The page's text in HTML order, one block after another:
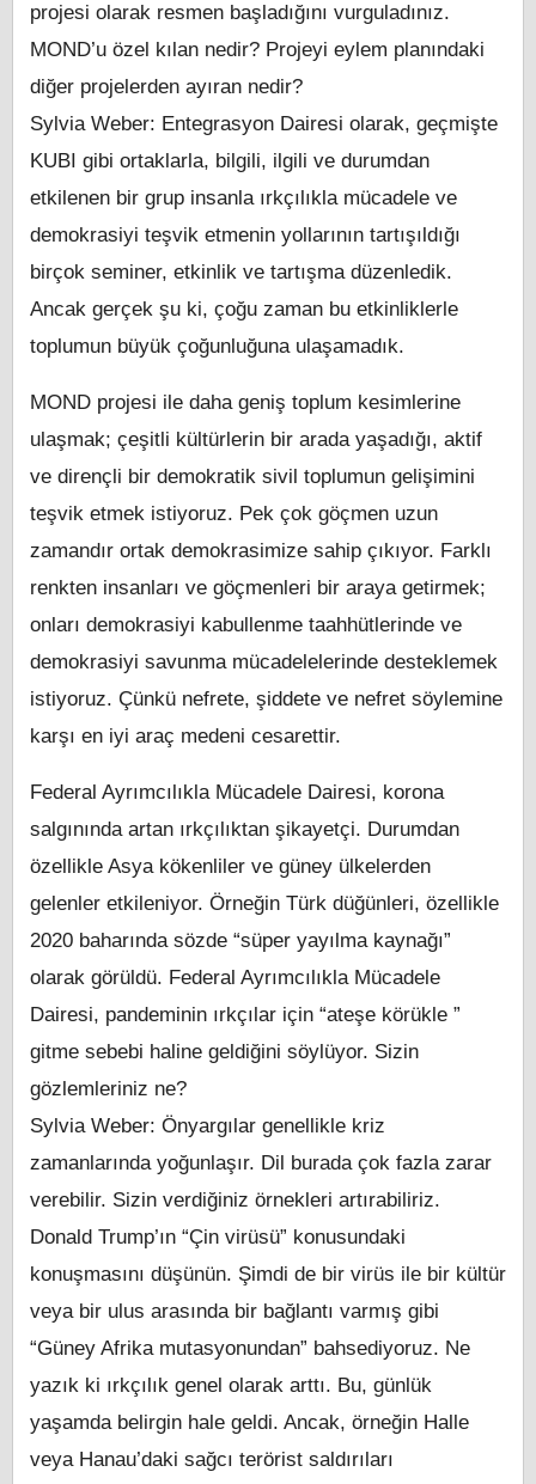
projesi olarak resmen başladığını vurguladınız.
MOND’u özel kılan nedir? Projeyi eylem planındaki
diğer projelerden ayıran nedir?
Sylvia Weber: Entegrasyon Dairesi olarak, geçmişte
KUBI gibi ortaklarla, bilgili, ilgili ve durumdan
etkilenen bir grup insanla ırkçılıkla mücadele ve
demokrasiyi teşvik etmenin yollarının tartışıldığı
birçok seminer, etkinlik ve tartışma düzenledik.
Ancak gerçek şu ki, çoğu zaman bu etkinliklerle
toplumun büyük çoğunluğuna ulaşamadık.
MOND projesi ile daha geniş toplum kesimlerine
ulaşmak; çeşitli kültürlerin bir arada yaşadığı, aktif
ve dirençli bir demokratik sivil toplumun gelişimini
teşvik etmek istiyoruz. Pek çok göçmen uzun
zamandır ortak demokrasimize sahip çıkıyor. Farklı
renkten insanları ve göçmenleri bir araya getirmek;
onları demokrasiyi kabullenme taahhütlerinde ve
demokrasiyi savunma mücadelelerinde desteklemek
istiyoruz. Çünkü nefrete, şiddete ve nefret söylemine
karşı en iyi araç medeni cesarettir.
Federal Ayrımcılıkla Mücadele Dairesi, korona
salgınında artan ırkçılıktan şikayetçi. Durumdan
özellikle Asya kökenliler ve güney ülkelerden
gelenler etkileniyor. Örneğin Türk düğünleri, özellikle
2020 baharında sözde “süper yayılma kaynağı”
olarak görüldü. Federal Ayrımcılıkla Mücadele
Dairesi, pandeminin ırkçılar için “ateşe körükle ”
gitme sebebi haline geldiğini söylüyor. Sizin
gözlemleriniz ne?
Sylvia Weber: Önyargılar genellikle kriz
zamanlarında yoğunlaşır. Dil burada çok fazla zarar
verebilir. Sizin verdiğiniz örnekleri artırabiliriz.
Donald Trump’ın “Çin virüsü” konusundaki
konuşmasını düşünün. Şimdi de bir virüs ile bir kültür
veya bir ulus arasında bir bağlantı varmış gibi
“Güney Afrika mutasyonundan” bahsediyoruz. Ne
yazık ki ırkçılık genel olarak arttı. Bu, günlük
yaşamda belirgin hale geldi. Ancak, örneğin Halle
veya Hanau’daki sağcı terörist saldırıları